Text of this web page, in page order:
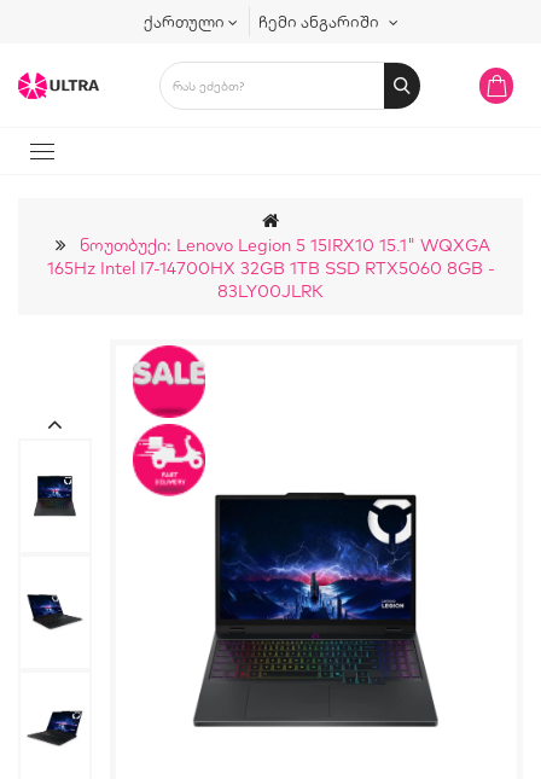
ქართული ჩემი ანგარიში
Ნოუთბუქი: Lenovo Legion 5 15IRX10 15.1" WQXGA
165Hz Intel I7-14700HX 32GB 1TB SSD RTX5060 8GB -
83LY00JLRK